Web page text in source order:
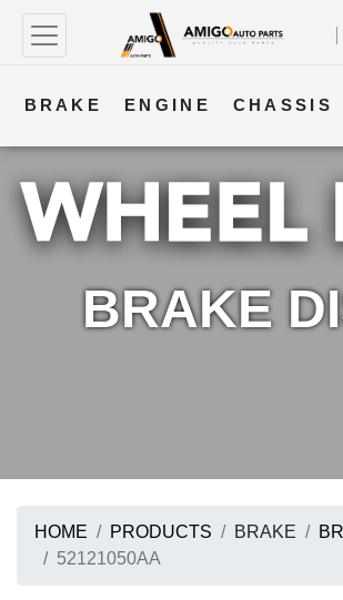
BRAKE ENGINE CHASSIS
COOLING STEERING
TRANSMISSION FUEL
BRAKE
HOME PRODUCTS BRAKE
52121050AA